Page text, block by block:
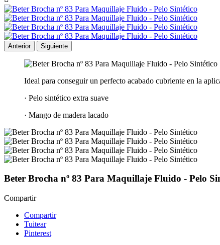
Anterior Siguiente
Ideal para conseguir un perfecto acabado cubriente en la
· Pelo sintético extra suave
· Mango de madera lacado
Beter Brocha nº 83 Para Maquillaje Fluido - Pelo
Compartir
Compartir
Tuitear
Pinterest